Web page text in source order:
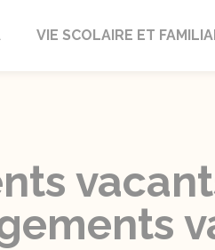
VIE SCOLAIRE ET